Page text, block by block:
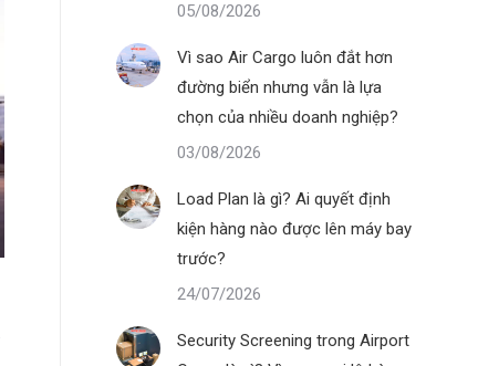
05/08/2026
Vì sao Air Cargo luôn đắt hơn
đường biển nhưng vẫn là lựa
chọn của nhiều doanh nghiệp?
03/08/2026
Load Plan là gì? Ai quyết định
kiện hàng nào được lên máy bay
trước?
24/07/2026
Security Screening trong Airport